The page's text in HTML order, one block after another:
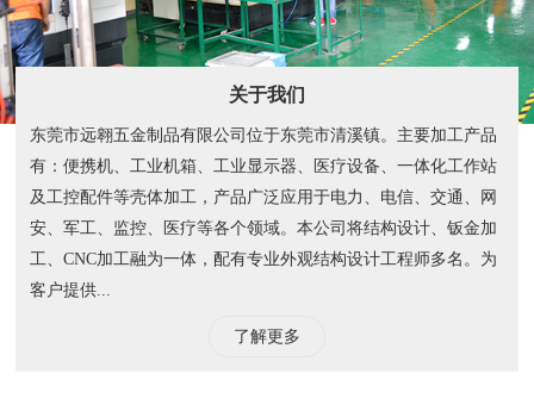
关于我们
东莞市远翱五金制品有限公司位于东莞市清溪镇。主要加工产品
有：便携机、工业机箱、工业显示器、医疗设备、一体化工作站
及工控配件等壳体加工，产品广泛应用于电力、电信、交通、网
安、军工、监控、医疗等各个领域。本公司将结构设计、钣金加
工、CNC加工融为一体，配有专业外观结构设计工程师多名。为
客户提供...
了解更多